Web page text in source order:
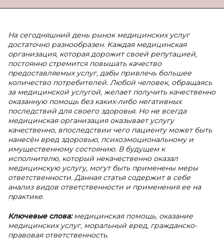
На сегодняшний день рынок медицинских услуг
достаточно разнообразен. Каждая медицинская
организация, которая дорожит своей репутацией,
постоянно стремится повышать качество
предоставляемых услуг, дабы привлечь большее
количество потребителей. Любой человек, обращаясь
за медицинской услугой, желает получить качественно
оказанную помощь без каких-либо негативных
последствий для своего здоровья. Но не всегда
медицинская организация оказывает услугу
качественно, впоследствии чего пациенту может быть
нанесён вред здоровью, психоэмоциональному и
имущественному состоянию. В будущем к
исполнителю, который некачественно оказал
медицинскую услугу, могут быть применены меры
ответственности. Данная статья содержит в себе
анализ видов ответственности и применения ее на
практике.
Ключевые слова:медицинская помощь, оказание
медицинских услуг, моральный вред, гражданско-
правовая ответственность.